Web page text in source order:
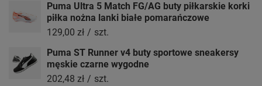
Puma Ultra 5 Match FG/AG buty piłkarskie korki
piłka nożna lanki białe pomarańczowe
129,00 zł / szt.
Puma ST Runner v4 buty sportowe sneakersy
męskie czarne wygodne
202,48 zł / szt.